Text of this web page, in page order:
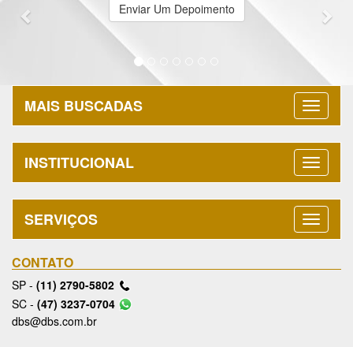
Enviar Um Depoimento
MAIS BUSCADAS
INSTITUCIONAL
SERVIÇOS
CONTATO
SP - (11) 2790-5802
SC - (47) 3237-0704
dbs@dbs.com.br